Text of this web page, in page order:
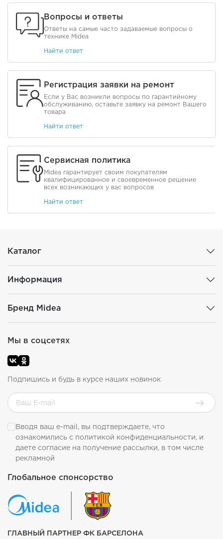
Вопросы и ответы
Ответы на самые часто задаваемые вопросы о
технике Midea
Найти ответ
Регистрация заявки на ремонт
Если у Вас возникли вопросы по гарантийному
обслуживанию, оставьте заявку на ремонт Вашего
товара
Найти ответ
Сервисная политика
Midea гарантирует своим покупателям
квалифицированное и своевременное решение
всех возникающих у вас вопросов
Найти ответ
Каталог
Информация
Бренд Midea
Глобальное спонсорство
ГЛАВНЫЙ ПАРТНЕР ФК БАРСЕЛОНА
Мы в соцсетях
Подпишись и будь в курсе наших новинок
Вводя ваш e-mail, вы подтверждаете, что
ознакомились с политикой конфиденциальности, и
даете согласие на получение рассылки, в том числе
рекламной